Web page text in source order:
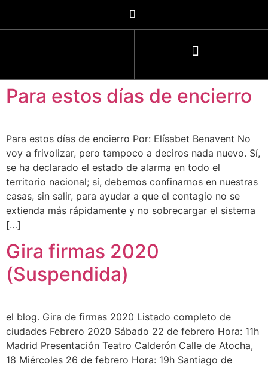
Para estos días de encierro
Para estos días de encierro Por: Elísabet Benavent No
voy a frivolizar, pero tampoco a deciros nada nuevo. Sí,
se ha declarado el estado de alarma en todo el
territorio nacional; sí, debemos confinarnos en nuestras
casas, sin salir, para ayudar a que el contagio no se
extienda más rápidamente y no sobrecargar el sistema
[…]
Gira firmas 2020
(Suspendida)
el blog. Gira de firmas 2020 Listado completo de
ciudades Febrero 2020 Sábado 22 de febrero Hora: 11h
Madrid Presentación Teatro Calderón Calle de Atocha,
18 Miércoles 26 de febrero Hora: 19h Santiago de